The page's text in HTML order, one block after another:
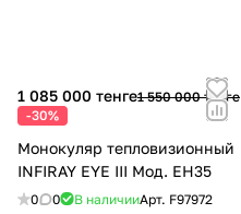
1 085 000 тенге1 550 000 тенге
-30%
Монокуляр тепловизионный
INFIRAY EYE III Мод. EH35
0 0 В наличииАрт. F97972